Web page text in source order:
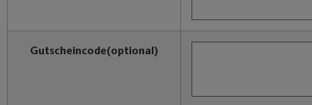
Gutscheincode(optional)